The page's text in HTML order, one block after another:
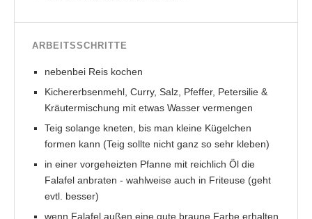
ARBEITSSCHRITTE
nebenbei Reis kochen
Kichererbsenmehl, Curry, Salz, Pfeffer, Petersilie &
Kräutermischung mit etwas Wasser vermengen
Teig solange kneten, bis man kleine Kügelchen
formen kann (Teig sollte nicht ganz so sehr kleben)
in einer vorgeheizten Pfanne mit reichlich Öl die
Falafel anbraten - wahlweise auch in Friteuse (geht
evtl. besser)
wenn Falafel außen eine gute braune Farbe erhalten